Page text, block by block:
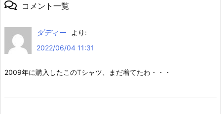
コメント一覧
ダディー
より:
2022/06/04 11:31
2009年に購入したこのTシャツ、まだ着てたわ・・・